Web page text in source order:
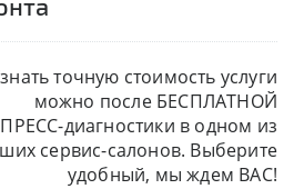
точную стоимость услуги
можно после БЕСПЛАТНОЙ
диагностики в одном из
сервис-салонов. Выберите
удобный, мы ждем ВАС!